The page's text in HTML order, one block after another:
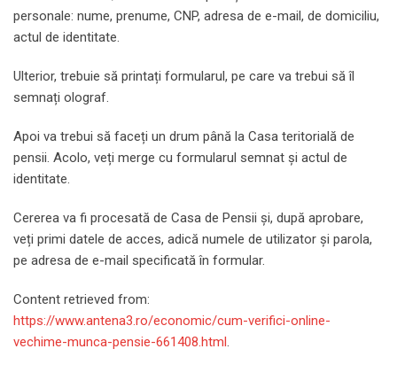
personale: nume, prenume, CNP, adresa de e-mail, de domiciliu,
actul de identitate.
Ulterior, trebuie să printați formularul, pe care va trebui să îl
semnați olograf.
Apoi va trebui să faceți un drum până la Casa teritorială de
pensii. Acolo, veți merge cu formularul semnat și actul de
identitate.
Cererea va fi procesată de Casa de Pensii și, după aprobare,
veți primi datele de acces, adică numele de utilizator și parola,
pe adresa de e-mail specificată în formular.
Content retrieved from:
https://www.antena3.ro/economic/cum-verifici-online-
vechime-munca-pensie-661408.html.